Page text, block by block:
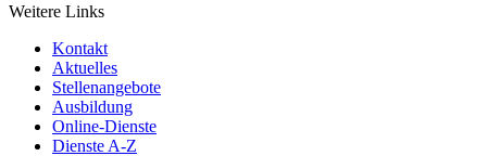
Weitere Links
Kontakt
Aktuelles
Stellenangebote
Ausbildung
Online-Dienste
Dienste A-Z